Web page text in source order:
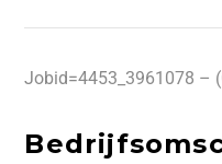
Jobid=4453_3961078 –